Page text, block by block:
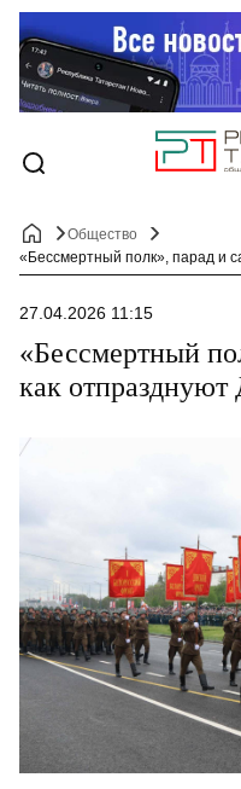
Общество
27.04.2026 11:15
«Бессмертный
как